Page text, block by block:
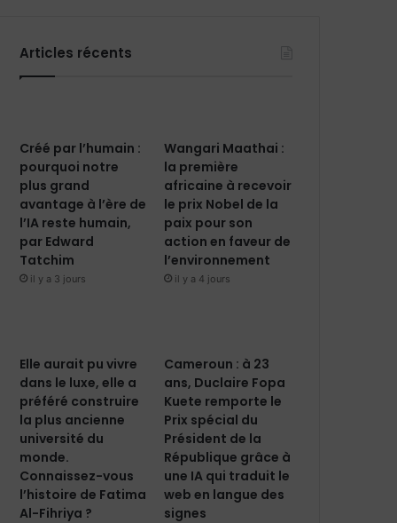
Articles récents
Créé par l’humain :
pourquoi notre
plus grand
avantage à l’ère de
l’IA reste humain,
par Edward
Tatchim
il y a 3 jours
Wangari Maathai :
la première
africaine à recevoir
le prix Nobel de la
paix pour son
action en faveur de
l’environnement
il y a 4 jours
Elle aurait pu vivre
dans le luxe, elle a
préféré construire
la plus ancienne
université du
monde.
Connaissez-vous
l’histoire de Fatima
Al-Fihriya ?
Cameroun : à 23
ans, Duclaire Fopa
Kuete remporte le
Prix spécial du
Président de la
République grâce à
une IA qui traduit le
web en langue des
signes